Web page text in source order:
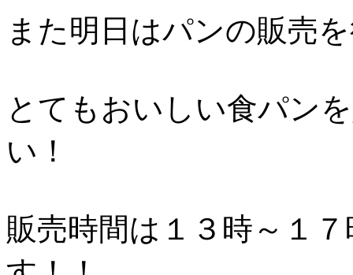
また明日はパンの販売
とてもおいしい食パン
い！
販売時間は１３時～１